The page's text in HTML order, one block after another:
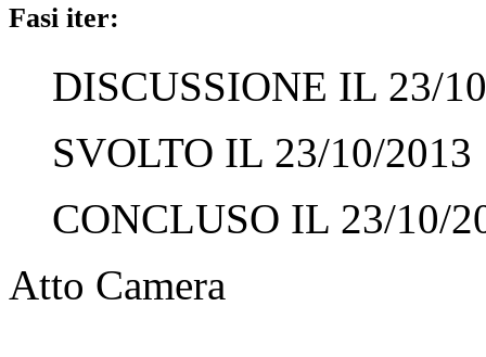
Fasi iter:
DISCUSSIONE IL 23/
SVOLTO IL 23/10/2013
CONCLUSO IL 23/10/
Atto Camera